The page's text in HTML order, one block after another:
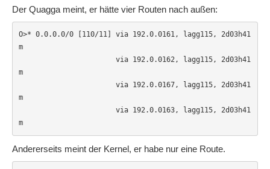
Der Quagga meint, er hätte vier Routen nach außen:
O>* 0.0.0.0/0 [110/11] via 192.0.0161, lagg115, 2d03h41
m
via 192.0.0162, lagg115, 2d03h41
m
via 192.0.0167, lagg115, 2d03h41
m
via 192.0.0163, lagg115, 2d03h41
m
Andererseits meint der Kernel, er habe nur eine Route.